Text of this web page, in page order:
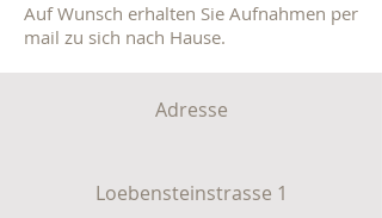
Auf Wunsch erhalten Sie Aufnahmen per
mail zu sich nach Hause.
Adresse
Loebensteinstrasse 1